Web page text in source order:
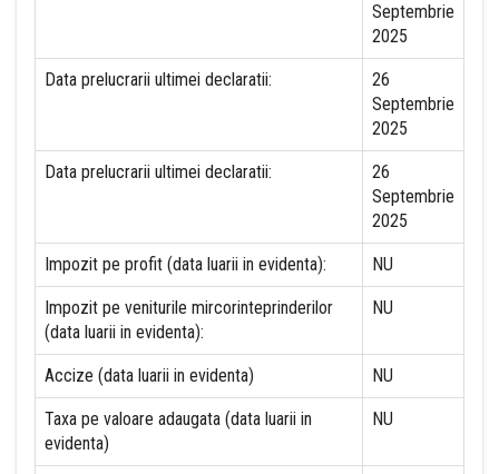
Septembrie
2025
Data prelucrarii ultimei declaratii:
26
Septembrie
2025
Data prelucrarii ultimei declaratii:
26
Septembrie
2025
Impozit pe profit (data luarii in evidenta): NU
Impozit pe veniturile mircorinteprinderilor
(data luarii in evidenta):
NU
Accize (data luarii in evidenta) NU
Taxa pe valoare adaugata (data luarii in
evidenta)
NU